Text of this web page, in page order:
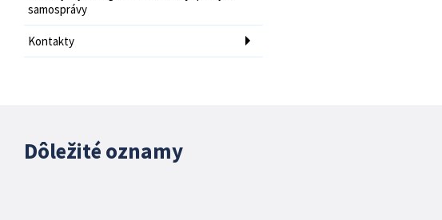
samosprávy
Kontakty
Dôležité oznamy